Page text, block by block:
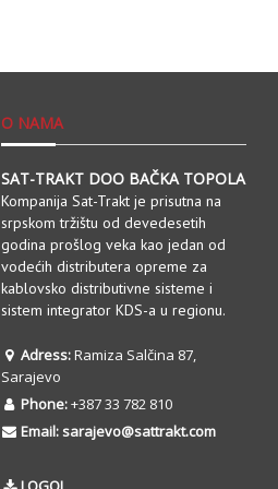
O NAMA
SAT-TRAKT DOO BAČKA TOPOLA
Kompanija Sat-Trakt je prisutna na
srpskom tržištu od devedesetih
godina prošlog veka kao jedan od
vodećih distributera opreme za
kablovsko distributivne sisteme i
sistem integrator KDS-a u regionu.
Adress:Ramiza Salčina 87,
Sarajevo
Phone:+387 33 782 810
Email:sarajevo@sattrakt.com